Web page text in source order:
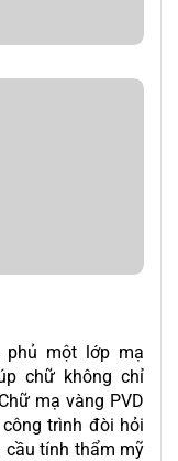
phủ một lớp mạ
chữ không chỉ
mạ vàng PVD
trình đòi hỏi
cầu tính thẩm mỹ